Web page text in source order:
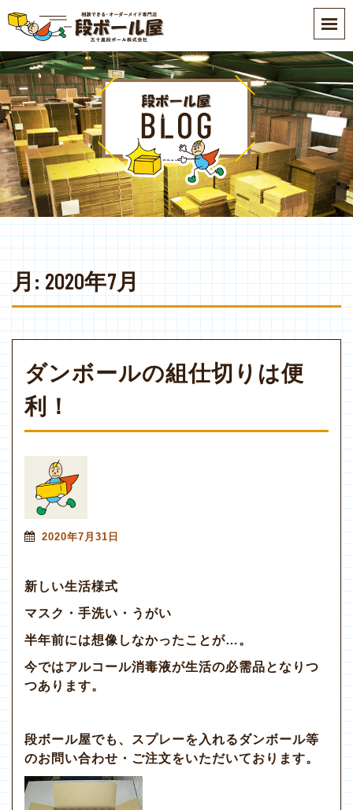
p
t
o
m
a
i
n
c
o
n
e
n
t
月:2020年7月
ダンボールの組仕切りは便
利！
2020年7月31日
新しい生活様式
マスク・手洗い・うがい
半年前には想像しなかったことが…。
今ではアルコール消毒液が生活の必需品となりつ
つあります。
段ボール屋でも、スプレーを入れるダンボール等
のお問い合わせ・ご注文をいただいております。